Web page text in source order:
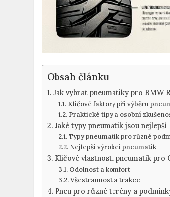
Obsah článku
Jak vybrat pneumatiky pro BMW R
Klíčové faktory při výběru
Praktické tipy a osobní
Jaké typy pneumatik jsou nejlepší
Typy pneumatik pro různé
Nejlepší výrobci pneumatik
Klíčové vlastnosti pneumatik pro
Odolnost a komfort
Všestrannost a trakce
Pneu pro různé terény a